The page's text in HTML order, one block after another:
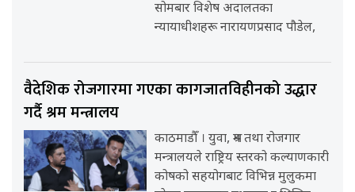
सोमबार विशेष अदालतका
न्यायाधीशहरू नारायणप्रसाद पौडेल,
वैदेशिक रोजगारमा गएका कागजातविहीनको उद्धार
गर्दै श्रम मन्त्रालय
काठमाडौँ । युवा, श्रम तथा रोजगार
मन्त्रालयले राष्ट्रिय स्तरको कल्याणकारी
कोषको सहयोगबाट विभिन्न मुलुकमा